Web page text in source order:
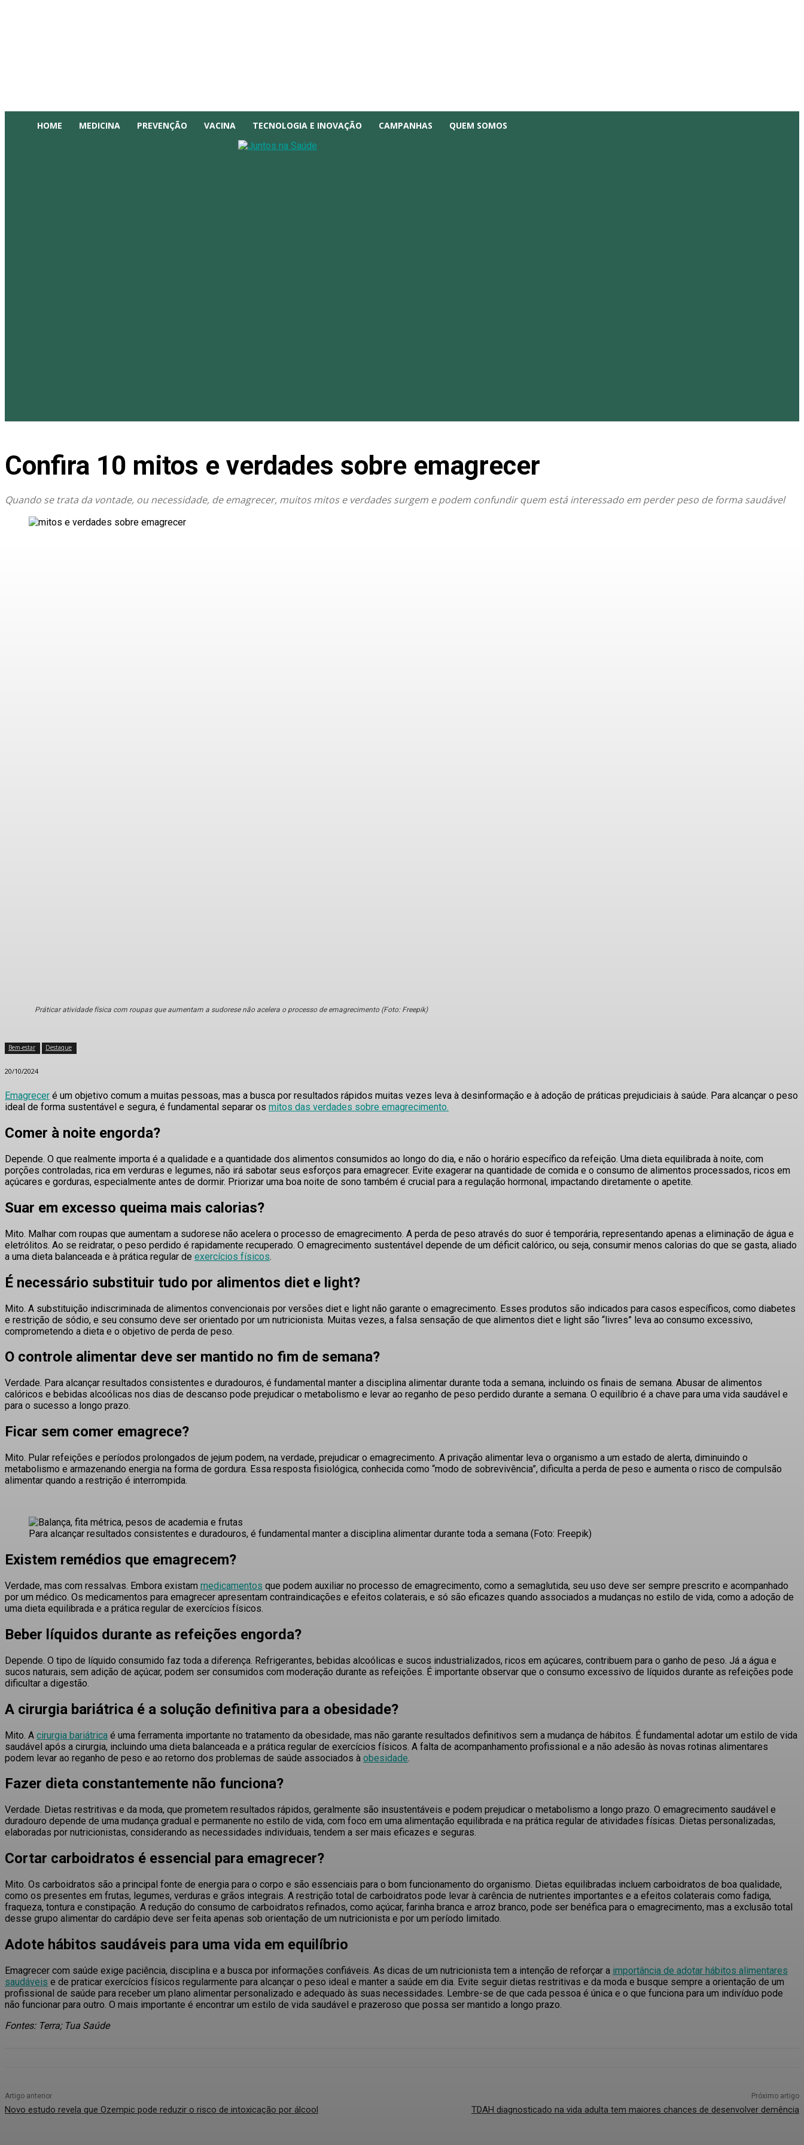
HOME MEDICINA PREVENÇÃO VACINA TECNOLOGIA E INOVAÇÃO CAMPANHAS QUEM SOMOS
Confira 10 mitos e verdades sobre emagrecer
Quando se trata da vontade, ou necessidade, de emagrecer, muitos mitos e verdades surgem e podem confundir quem está interessado em perder peso de forma saudável
Práticar atividade física com roupas que aumentam a sudorese não acelera o processo de emagrecimento (Foto: Freepik)
Bem-estar Destaque
20/10/2024
Emagrecer é um objetivo comum a muitas pessoas, mas a busca por resultados rápidos muitas vezes leva à desinformação e à adoção de práticas prejudiciais à saúde. Para alcançar o peso
ideal de forma sustentável e segura, é fundamental separar os mitos das verdades sobre emagrecimento.
Comer à noite engorda?
Depende. O que realmente importa é a qualidade e a quantidade dos alimentos consumidos ao longo do dia, e não o horário específico da refeição. Uma dieta equilibrada à noite, com
porções controladas, rica em verduras e legumes, não irá sabotar seus esforços para emagrecer. Evite exagerar na quantidade de comida e o consumo de alimentos processados, ricos em
açúcares e gorduras, especialmente antes de dormir. Priorizar uma boa noite de sono também é crucial para a regulação hormonal, impactando diretamente o apetite.
Suar em excesso queima mais calorias?
Mito. Malhar com roupas que aumentam a sudorese não acelera o processo de emagrecimento. A perda de peso através do suor é temporária, representando apenas a eliminação de água e
eletrólitos. Ao se reidratar, o peso perdido é rapidamente recuperado. O emagrecimento sustentável depende de um déficit calórico, ou seja, consumir menos calorias do que se gasta, aliado
a uma dieta balanceada e à prática regular de exercícios físicos.
É necessário substituir tudo por alimentos diet e light?
Mito. A substituição indiscriminada de alimentos convencionais por versões diet e light não garante o emagrecimento. Esses produtos são indicados para casos específicos, como diabetes
e restrição de sódio, e seu consumo deve ser orientado por um nutricionista. Muitas vezes, a falsa sensação de que alimentos diet e light são “livres” leva ao consumo excessivo,
comprometendo a dieta e o objetivo de perda de peso.
O controle alimentar deve ser mantido no fim de semana?
Verdade. Para alcançar resultados consistentes e duradouros, é fundamental manter a disciplina alimentar durante toda a semana, incluindo os finais de semana. Abusar de alimentos
calóricos e bebidas alcoólicas nos dias de descanso pode prejudicar o metabolismo e levar ao reganho de peso perdido durante a semana. O equilíbrio é a chave para uma vida saudável e
para o sucesso a longo prazo.
Ficar sem comer emagrece?
Mito. Pular refeições e períodos prolongados de jejum podem, na verdade, prejudicar o emagrecimento. A privação alimentar leva o organismo a um estado de alerta, diminuindo o
metabolismo e armazenando energia na forma de gordura. Essa resposta fisiológica, conhecida como “modo de sobrevivência”, dificulta a perda de peso e aumenta o risco de compulsão
alimentar quando a restrição é interrompida.
Para alcançar resultados consistentes e duradouros, é fundamental manter a disciplina alimentar durante toda a semana (Foto: Freepik)
Existem remédios que emagrecem?
Verdade, mas com ressalvas. Embora existam medicamentos que podem auxiliar no processo de emagrecimento, como a semaglutida, seu uso deve ser sempre prescrito e acompanhado
por um médico. Os medicamentos para emagrecer apresentam contraindicações e efeitos colaterais, e só são eficazes quando associados a mudanças no estilo de vida, como a adoção de
uma dieta equilibrada e a prática regular de exercícios físicos.
Beber líquidos durante as refeições engorda?
Depende. O tipo de líquido consumido faz toda a diferença. Refrigerantes, bebidas alcoólicas e sucos industrializados, ricos em açúcares, contribuem para o ganho de peso. Já a água e
sucos naturais, sem adição de açúcar, podem ser consumidos com moderação durante as refeições . É importante observar que o consumo excessivo de líquidos durante as refeições pode
dificultar a digestão
A cirurgia bariátrica é a solução definitiva para a obesidade?
Mito . A cirurgia bariátrica é uma ferramenta importante no tratamento da obesidade, mas não garante resultados definitivos sem a mudança de hábitos . É fundamental adotar um estilo de vida
saudável após a cirurgia, incluindo uma dieta balanceada e a prática regular de exercícios físicos . A falta de acompanhamento profissional e a não adesão às novas rotinas alimentares
podem levar ao reganho de peso e ao retorno dos problemas de saúde associados à obesidade
Fazer dieta constantemente não funciona?
Verdade. Dietas restritivas e da moda, que prometem resultados rápidos, geralmente são insustentáveis e podem prejudicar o metabolismo a longo prazo. O emagrecimento saudável e
duradouro depende de uma mudança gradual e permanente no estilo de vida, com foco em uma alimentação equilibrada e na prática regular de atividades físicas. Dietas personalizadas,
elaboradas por nutricionistas, considerando as necessidades individuais, tendem a ser mais eficazes e seguras.
Cortar carboidratos é essencial para emagrecer?
Mito. Os carboidratos são a principal fonte de energia para o corpo e são essenciais para o bom funcionamento do organismo. Dietas equilibradas incluem carboidratos de boa qualidade,
como os presentes em frutas, legumes, verduras e grãos integrais. A restrição total de carboidratos pode levar à carência de nutrientes importantes e a efeitos colaterais como fadiga,
fraqueza, tontura e constipação. A redução do consumo de carboidratos refinados, como açúcar, farinha branca e arroz branco, pode ser benéfica para o emagrecimento, mas a exclusão total
desse grupo alimentar do cardápio deve ser feita apenas sob orientação de um nutricionista e por um período limitado.
Adote hábitos saudáveis para uma vida em equilíbrio
Emagrecer com saúde exige paciência, disciplina e a busca por informações confiáveis. As dicas de um nutricionista tem a intenção de reforçar a importância de adotar hábitos alimentares
saudáveis e de praticar exercícios físicos regularmente para alcançar o peso ideal e manter a saúde em dia. Evite seguir dietas restritivas e da moda e busque sempre a orientação de um
profissional de saúde para receber um plano alimentar personalizado e adequado às suas necessidades. Lembre-se de que cada pessoa é única e o que funciona para um indivíduo pode
não funcionar para outro. O mais importante é encontrar um estilo de vida saudável e prazeroso que possa ser mantido a longo prazo.
Fontes: Terra; Tua Saúde
Artigo anterior
Novo estudo revela que Ozempic pode reduzir o risco de intoxicação por álcool
Próximo artigo
TDAH diagnosticado na vida adulta tem maiores chances de desenvolver demência